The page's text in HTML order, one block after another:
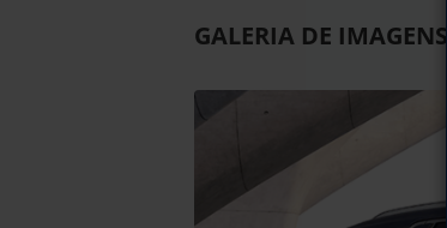
GALERIA DE IMAGENS